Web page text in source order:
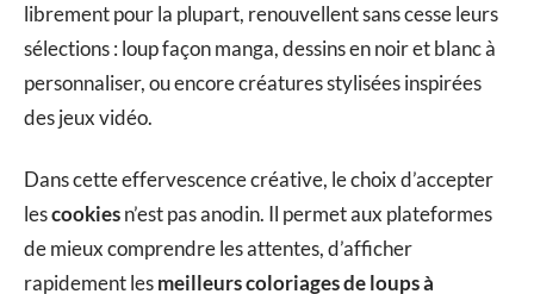
librement pour la plupart, renouvellent sans cesse leurs
sélections : loup façon manga, dessins en noir et blanc à
personnaliser, ou encore créatures stylisées inspirées
des jeux vidéo.
Dans cette effervescence créative, le choix d’accepter
lescookiesn’est pas anodin. Il permet aux plateformes
de mieux comprendre les attentes, d’afficher
rapidement lesmeilleurs coloriages de loups à